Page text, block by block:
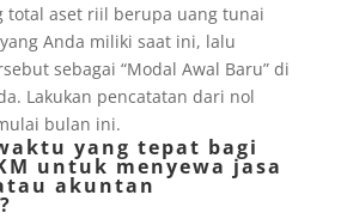
total aset riil berupa uang tunai
Anda miliki saat ini, lalu
sebagai “Modal Awal Baru” di
Lakukan pencatatan dari nol
bulan ini.
yang tepat bagi
untuk menyewa jasa
akuntan